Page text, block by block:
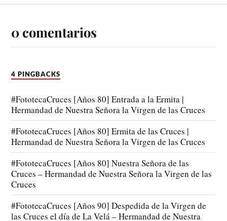
0 comentarios
4 PINGBACKS
#FototecaCruces [Años 80] Entrada a la Ermita |
Hermandad de Nuestra Señora la Virgen de las Cruces
#FototecaCruces [Años 80] Ermita de las Cruces |
Hermandad de Nuestra Señora la Virgen de las Cruces
#FototecaCruces [Años 80] Nuestra Señora de las
Cruces – Hermandad de Nuestra Señora la Virgen de las
Cruces
#FototecaCruces [Años 90] Despedida de la Virgen de
las Cruces el día de La Velá – Hermandad de Nuestra